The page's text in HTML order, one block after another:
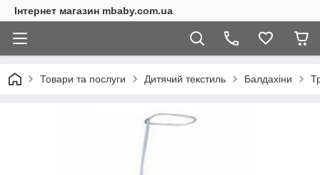
Інтернет магазин mbaby.com.ua
Товари та послуги Дитячий текстиль Балдахіни